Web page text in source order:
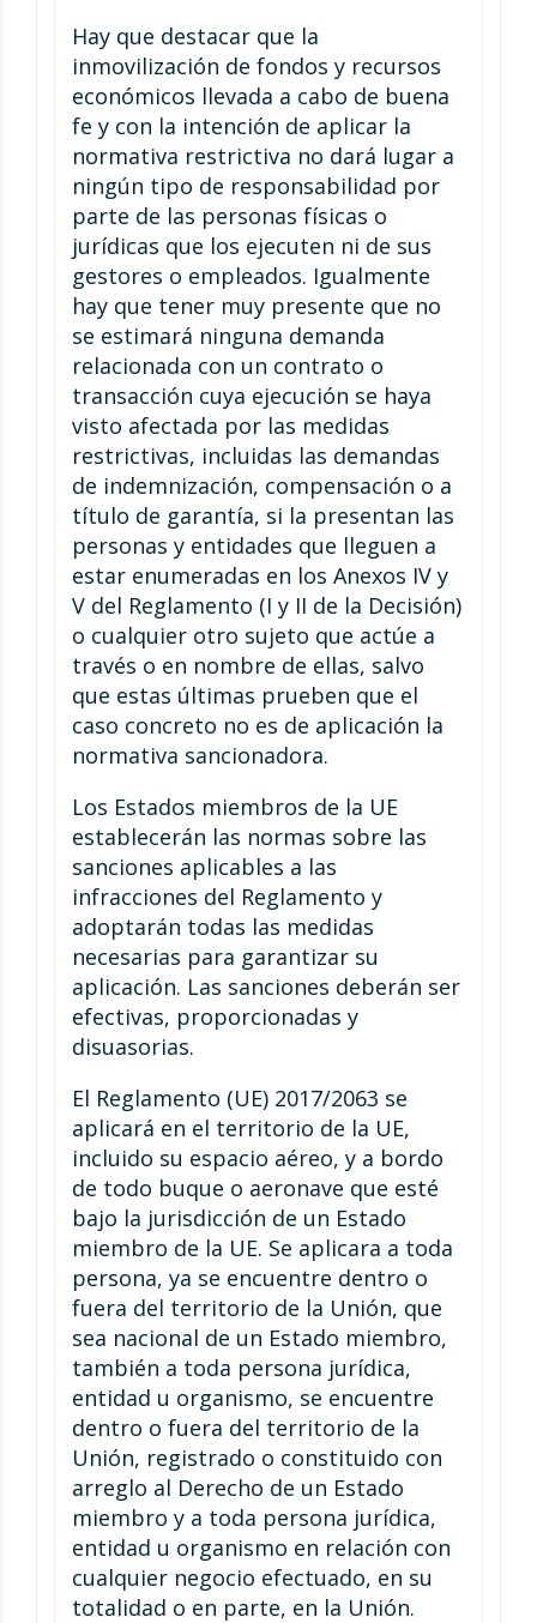
Hay que destacar que la
inmovilización de fondos y recursos
económicos llevada a cabo de buena
fe y con la intención de aplicar la
normativa restrictiva no dará lugar a
ningún tipo de responsabilidad por
parte de las personas físicas o
jurídicas que los ejecuten ni de sus
gestores o empleados. Igualmente
hay que tener muy presente que no
se estimará ninguna demanda
relacionada con un contrato o
transacción cuya ejecución se haya
visto afectada por las medidas
restrictivas, incluidas las demandas
de indemnización, compensación o a
título de garantía, si la presentan las
personas y entidades que lleguen a
estar enumeradas en los Anexos IV y
V del Reglamento (I y II de la Decisión)
o cualquier otro sujeto que actúe a
través o en nombre de ellas, salvo
que estas últimas prueben que el
caso concreto no es de aplicación la
normativa sancionadora.
Los Estados miembros de la UE
establecerán las normas sobre las
sanciones aplicables a las
infracciones del Reglamento y
adoptarán todas las medidas
necesarias para garantizar su
aplicación. Las sanciones deberán ser
efectivas, proporcionadas y
disuasorias.
El Reglamento (UE) 2017/2063 se
aplicará en el territorio de la UE,
incluido su espacio aéreo, y a bordo
de todo buque o aeronave que esté
bajo la jurisdicción de un Estado
miembro de la UE. Se aplicara a toda
persona, ya se encuentre dentro o
fuera del territorio de la Unión, que
sea nacional de un Estado miembro,
también a toda persona jurídica,
entidad u organismo, se encuentre
dentro o fuera del territorio de la
Unión, registrado o constituido con
arreglo al Derecho de un Estado
miembro y a toda persona jurídica,
entidad u organismo en relación con
cualquier negocio efectuado, en su
totalidad o en parte, en la Unión.